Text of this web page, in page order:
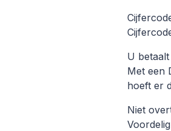
U
Met een
hoeft er
Niet